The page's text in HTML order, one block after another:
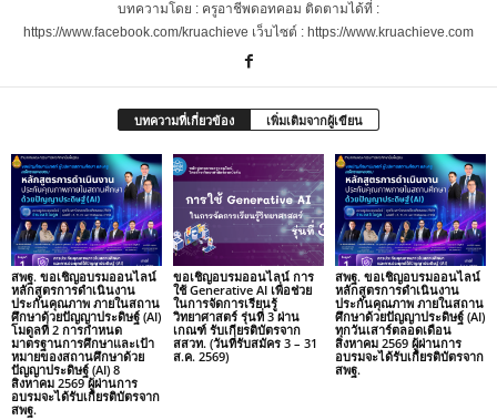
บทความโดย : ครูอาชีพดอทคอม ติดตามได้ที่ :
https://www.facebook.com/kruachieve เว็บไซต์ : https://www.kruachieve.com
บทความที่เกี่ยวข้อง เพิ่มเติมจากผู้เขียน
สพฐ. ขอเชิญอบรมออนไลน์
หลักสูตรการดำเนินงาน
ประกันคุณภาพ ภายในสถาน
ศึกษาด้วยปัญญาประดิษฐ์ (AI)
โมดูลที่ 2 การกำหนด
มาตรฐานการศึกษาและเป้า
หมายของสถานศึกษาด้วย
ปัญญาประดิษฐ์ (AI) 8
สิงหาคม 2569 ผู้ผ่านการ
อบรมจะได้รับเกียรติบัตรจาก
สพฐ.
ขอเชิญอบรมออนไลน์ การ
ใช้ Generative AI เพื่อช่วย
ในการจัดการเรียนรู้
วิทยาศาสตร์ รุ่นที่ 3 ผ่าน
เกณฑ์ รับเกียรติบัตรจาก
สสวท. (วันที่รับสมัคร 3 – 31
ส.ค. 2569)
สพฐ. ขอเชิญอบรมออนไลน์
หลักสูตรการดำเนินงาน
ประกันคุณภาพ ภายในสถาน
ศึกษาด้วยปัญญาประดิษฐ์ (AI)
ทุกวันเสาร์ตลอดเดือน
สิงหาคม 2569 ผู้ผ่านการ
อบรมจะได้รับเกียรติบัตรจาก
สพฐ.